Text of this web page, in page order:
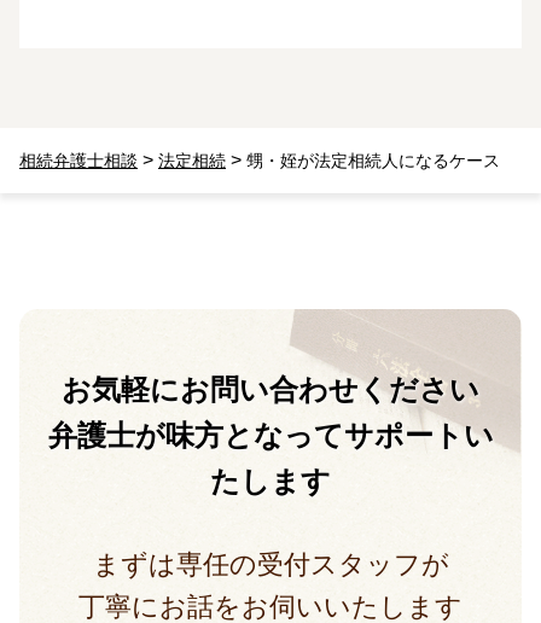
相続弁護士相談 > 法定相続 > 甥・姪が法定相続人になるケース
お気軽にお問い合わせください
弁護士が味方となってサポートい
たします
まずは専任の受付スタッフが
丁寧にお話をお伺いいたします